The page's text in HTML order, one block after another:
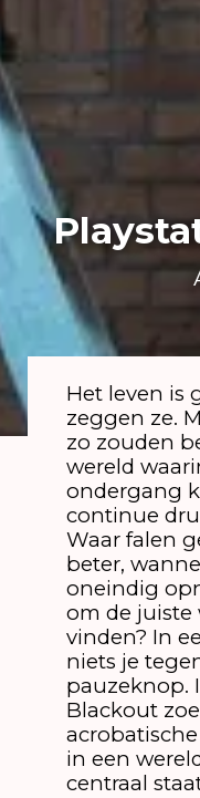
Het leven is
zeggen ze.
zo zouden
wereld
ondergang
continue
Waar falen
beter,
oneindig
om de juiste
vinden? In
niets je
pauzeknop.
Blackout
in een
centraal